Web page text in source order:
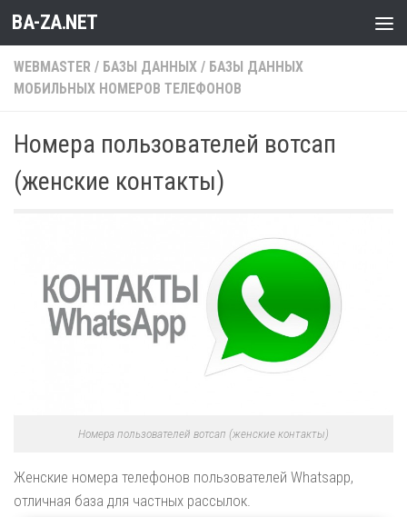
Перейти к содержимому
BA-ZA.NET
WEBMASTER / БАЗЫ ДАННЫХ / БАЗЫ ДАННЫХ
МОБИЛЬНЫХ НОМЕРОВ ТЕЛЕФОНОВ
Номера пользователей вотсап
(женские контакты)
Номера пользователей вотсап (женские контакты)
Женские номера телефонов пользователей Whatsapp,
отличная база для частных рассылок.